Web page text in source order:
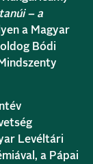
– a
a Magyar
Bódi
Levéltári
a Pápai